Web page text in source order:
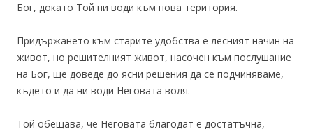
Бог, докато Той ни води към нова територия.
Придържането към старите удобства е лесният начин на
живот, но решителният живот, насочен към послушание
на Бог, ще доведе до ясни решения да се подчиняваме,
където и да ни води Неговата воля.
Той обещава, че Неговата благодат е достатъчна,